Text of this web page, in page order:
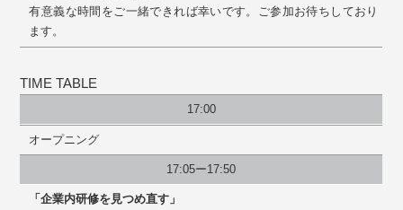
有意義な時間をご一緒できれば幸いです。ご参加お待ちしており
ます。
TIME TABLE
17:00
オープニング
17:05ー17:50
「企業内研修を見つめ直す」